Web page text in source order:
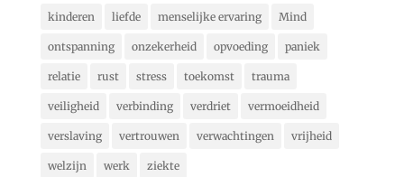
kinderen liefde menselijke ervaring Mind
ontspanning onzekerheid opvoeding paniek
relatie rust stress toekomst trauma
veiligheid verbinding verdriet vermoeidheid
verslaving vertrouwen verwachtingen vrijheid
welzijn werk ziekte